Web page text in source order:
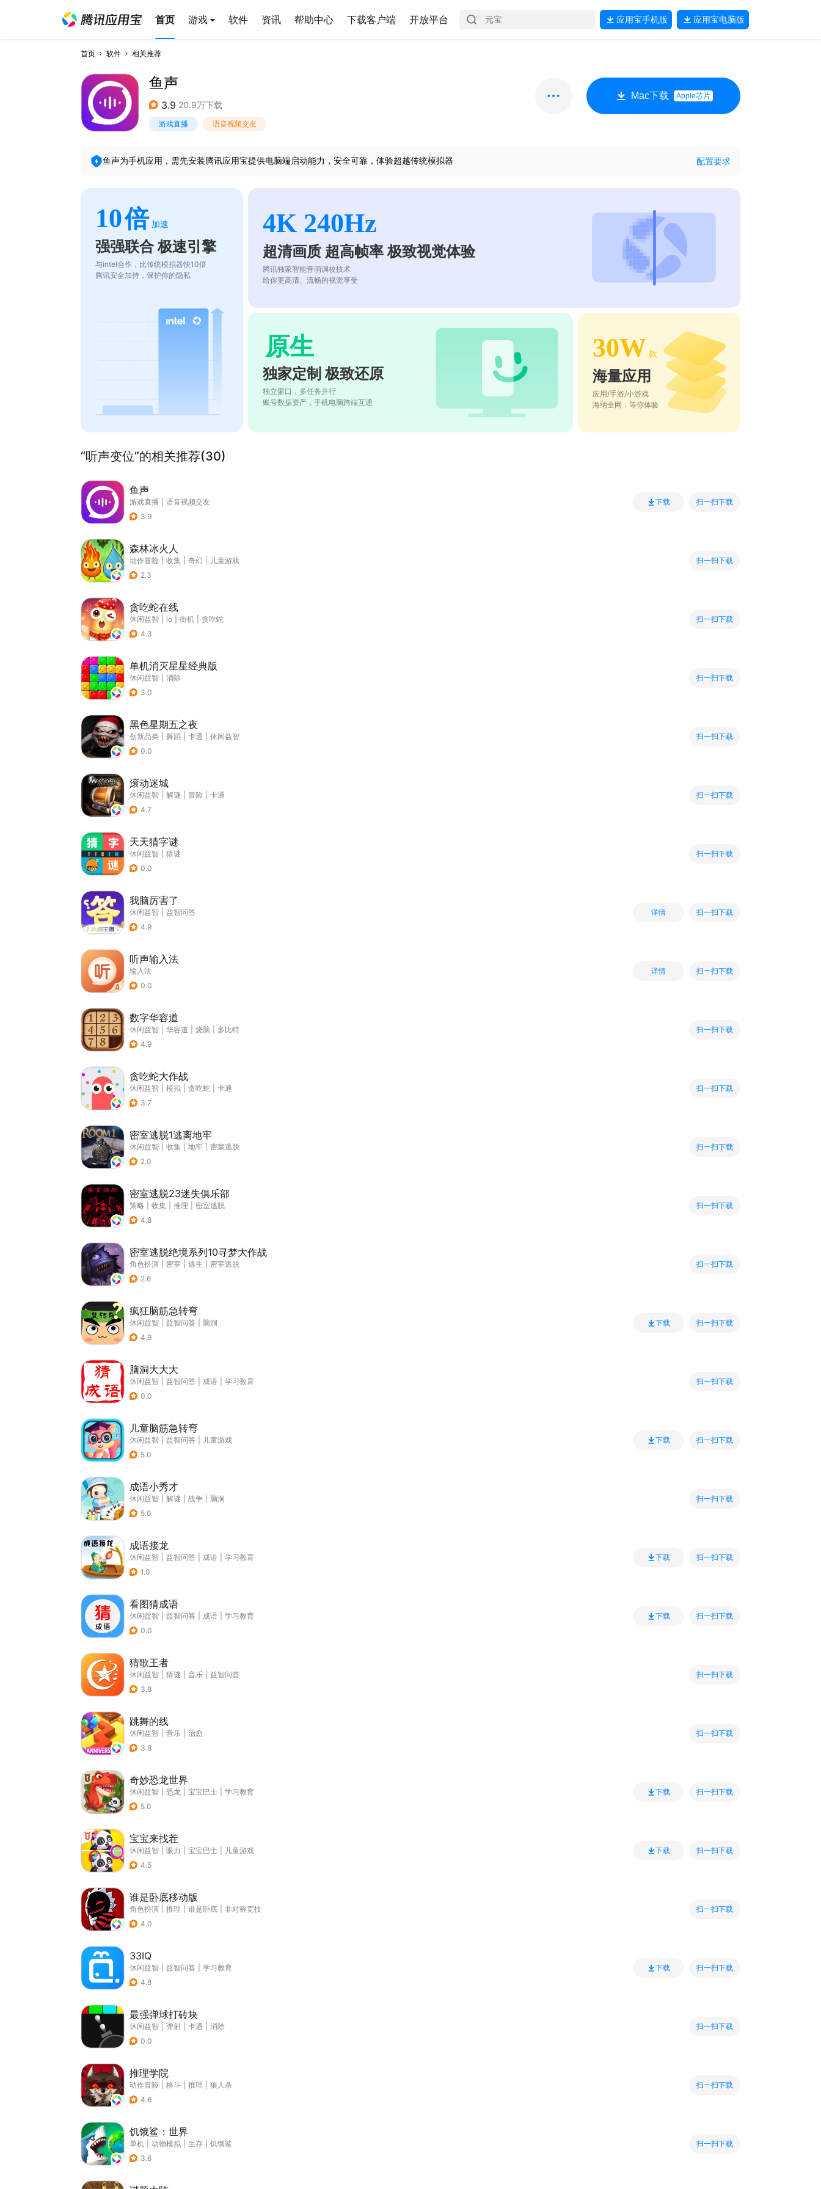
首页 游戏 软件 资讯 帮助中心 下载客户端 开放平台 应用宝手机版 应用宝电脑版
首页 软件 相关推荐
鱼声
3.9 20.9万下载
游戏直播 语音视频交友
Mac下载 Apple芯片
鱼声为手机应用，需先安装腾讯应用宝提供电脑端启动能力，安全可靠，体验超越传统模拟器 配置要求
10倍 加速
强强联合 极速引擎
与intel合作，比传统模拟器快10倍
腾讯安全加持，保护你的隐私
4K 240Hz
超清画质 超高帧率 极致视觉体验
腾讯独家智能音画调校技术
给你更高清、流畅的视觉享受
原生
独家定制 极致还原
独立窗口，多任务并行
账号数据资产，手机电脑跨端互通
30W 款
海量应用
应用/手游/小游戏
海纳全网，等你体验
“听声变位”的相关推荐(30)
鱼声
游戏直播
语音视频交友
3.9
下载 扫一扫下载
森林冰火人
动作冒险 收集 奇幻
儿童游戏
2.3
扫一扫下载
贪吃蛇在线
休闲益智 io 街机
贪吃蛇
4.3
扫一扫下载
单机消灭星星经典版
休闲益智
消除
3.0
扫一扫下载
黑色星期五之夜
创新品类 舞蹈 卡通
休闲益智
0.0
扫一扫下载
滚动迷城
休闲益智 解谜 冒险
卡通
4.7
扫一扫下载
天天猜字谜
休闲益智
猜谜
0.0
扫一扫下载
我脑厉害了
休闲益智
益智问答
4.9
详情 扫一扫下载
听声输入法
输入法
0.0
详情 扫一扫下载
数字华容道
休闲益智 华容道 烧脑
多比特
4.9
扫一扫下载
贪吃蛇大作战
休闲益智 模拟 贪吃蛇
卡通
3.7
扫一扫下载
密室逃脱1逃离地牢
休闲益智 收集 地牢
密室逃脱
2.0
扫一扫下载
密室逃脱23迷失俱乐部
策略 收集 推理
密室逃脱
4.8
扫一扫下载
密室逃脱绝境系列10寻梦大作战
角色扮演 密室 逃生
密室逃脱
2.6
扫一扫下载
疯狂脑筋急转弯
休闲益智 益智问答
脑洞
4.9
下载 扫一扫下载
脑洞大大大
休闲益智 益智问答 成语
学习教育
0.0
扫一扫下载
儿童脑筋急转弯
休闲益智 益智问答
儿童游戏
5.0
下载 扫一扫下载
成语小秀才
休闲益智 解谜 战争
脑洞
5.0
扫一扫下载
成语接龙
休闲益智 益智问答 成语
学习教育
1.0
下载 扫一扫下载
看图猜成语
休闲益智 益智问答 成语
学习教育
0.0
下载 扫一扫下载
猜歌王者
休闲益智 猜谜 音乐
益智问答
3.8
扫一扫下载
跳舞的线
休闲益智 音乐
治愈
3.8
扫一扫下载
奇妙恐龙世界
休闲益智 恐龙 宝宝巴士
学习教育
5.0
下载 扫一扫下载
宝宝来找茬
休闲益智 眼力 宝宝巴士
儿童游戏
4.5
下载 扫一扫下载
谁是卧底移动版
角色扮演 推理 谁是卧底
非对称竞技
4.0
扫一扫下载
33IQ
休闲益智 益智问答
学习教育
4.8
下载 扫一扫下载
最强弹球打砖块
休闲益智 弹射 卡通
消除
0.0
扫一扫下载
推理学院
动作冒险 格斗 推理
狼人杀
4.6
扫一扫下载
饥饿鲨：世界
单机 动物模拟 生存
饥饿鲨
3.6
扫一扫下载